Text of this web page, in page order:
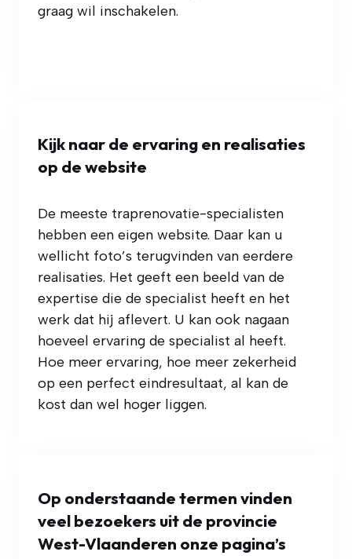
graag wil inschakelen.
Kijk naar de ervaring en realisaties
op de website
De meeste traprenovatie-specialisten
hebben een eigen website. Daar kan u
wellicht foto’s terugvinden van eerdere
realisaties. Het geeft een beeld van de
expertise die de specialist heeft en het
werk dat hij aflevert. U kan ook nagaan
hoeveel ervaring de specialist al heeft.
Hoe meer ervaring, hoe meer zekerheid
op een perfect eindresultaat, al kan de
kost dan wel hoger liggen.
Op onderstaande termen vinden
veel bezoekers uit de provincie
West-Vlaanderen onze pagina’s